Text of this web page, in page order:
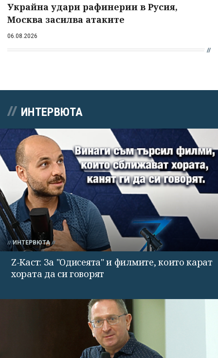
Украйна удари рафинерии в Русия,
Москва засилва атаките
06.08.2026
ИНТЕРВЮТА
ИНТЕРВЮТА
Z-Каст: За "Одисеята" и филмите, които карат
хората да си говорят